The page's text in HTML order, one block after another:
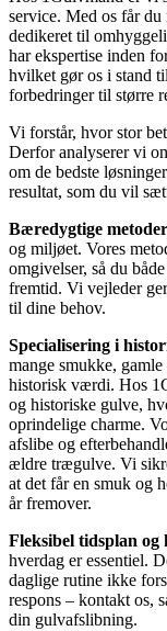
service. Med os får du
dedikeret til
har ekspertise inden
hvilket gør os i stand
forbedringer til større
Vi forstår, hvor stor
Derfor analyserer vi
om de bedste
resultat, som du vil
Bæredygtige
og miljøet. Vores
omgivelser, så du
fremtid. Vi vejleder
til dine behov.
Specialisering i
mange smukke,
historisk værdi. Hos
og historiske gulve,
oprindelige charme.
afslibe og
ældre trægulve. Vi
at det får en smuk og
år fremover.
Fleksibel tidsplan og
hverdag er essentiel.
daglige rutine ikke
respons – kontakt os,
din gulvafslibning.